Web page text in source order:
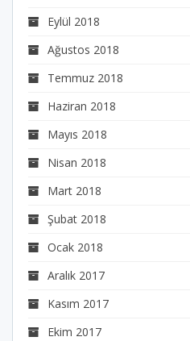
Eylül 2018
Ağustos 2018
Temmuz 2018
Haziran 2018
Mayıs 2018
Nisan 2018
Mart 2018
Şubat 2018
Ocak 2018
Aralık 2017
Kasım 2017
Ekim 2017